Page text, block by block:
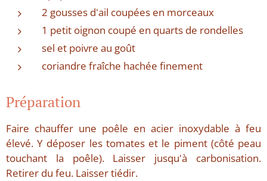
2 gousses d'ail coupées en morceaux
1 petit oignon coupé en quarts de rondelles
sel et poivre au goût
coriandre fraîche hachée finement
Préparation
Faire chauffer une poêle en acier inoxydable à feu
élevé. Y déposer les tomates et le piment (côté peau
touchant la poêle). Laisser jusqu'à carbonisation.
Retirer du feu. Laisser tiédir.